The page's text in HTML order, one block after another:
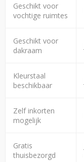
Geschikt voor
vochtige ruimtes
Geschikt voor
dakraam
Kleurstaal
beschikbaar
Zelf inkorten
mogelijk
Gratis
thuisbezorgd